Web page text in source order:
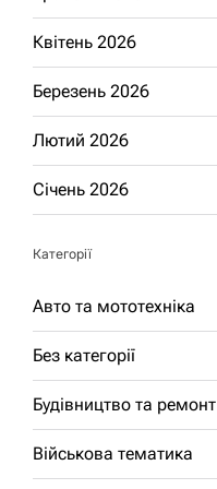
Квітень 2026
Березень 2026
Лютий 2026
Січень 2026
Категорії
Авто та мототехніка
Без категорії
Будівництво та ремонт
Військова тематика